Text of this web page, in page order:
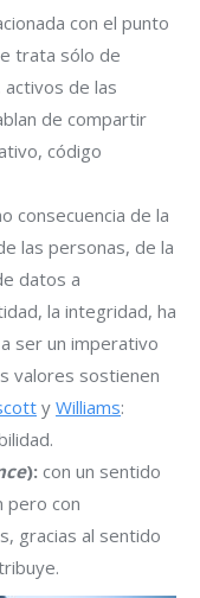
con el punto
trata sólo de
de las
de compartir
código
consecuencia de la
las personas, de la
datos a
la integridad, ha
ser un imperativo
valores sostienen
y Williams:
): con un sentido
pero con
gracias al sentido